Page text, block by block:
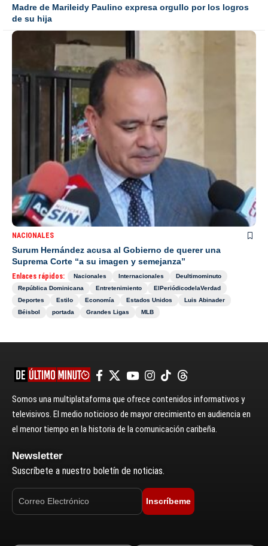
Madre de Marileidy Paulino expresa orgullo por los logros
de su hija
NACIONALES
Surum Hernández acusa al Gobierno de querer una
Suprema Corte “a su imagen y semejanza”
Enlaces rápidos: Nacionales Internacionales
Deultimominuto
República Dominicana
Entretenimiento
ElPeriódicodelaVerdad
Deportes
Estilo Economía Estados Unidos
Luis Abinader
Béisbol
portada Grandes Ligas MLB
Somos una multiplataforma que ofrece contenidos informativos y
televisivos. El medio noticioso de mayor crecimiento en audiencia en
el menor tiempo en la historia de la comunicación caribeña.
Newsletter
Suscríbete a nuestro boletín de noticias.
Inscríbeme